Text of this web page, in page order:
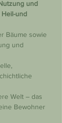
und
und
Bäume sowie
und
Welt – das
Bewohner